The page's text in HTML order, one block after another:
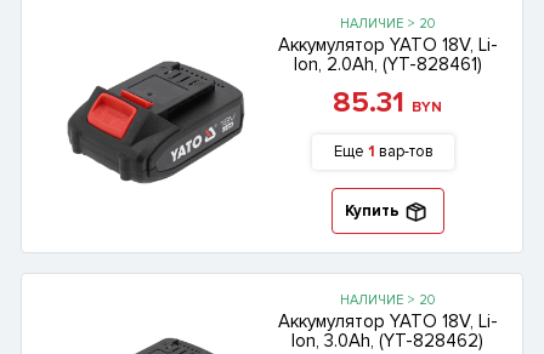
НАЛИЧИЕ > 20
Аккумулятор YATO 18V, Li-
lon, 2.0Ah, (YT-828461)
85.31 BYN
Еще 1 вар-тов
Купить
НАЛИЧИЕ > 20
Аккумулятор YATO 18V, Li-
lon, 3.0Ah, (YT-828462)